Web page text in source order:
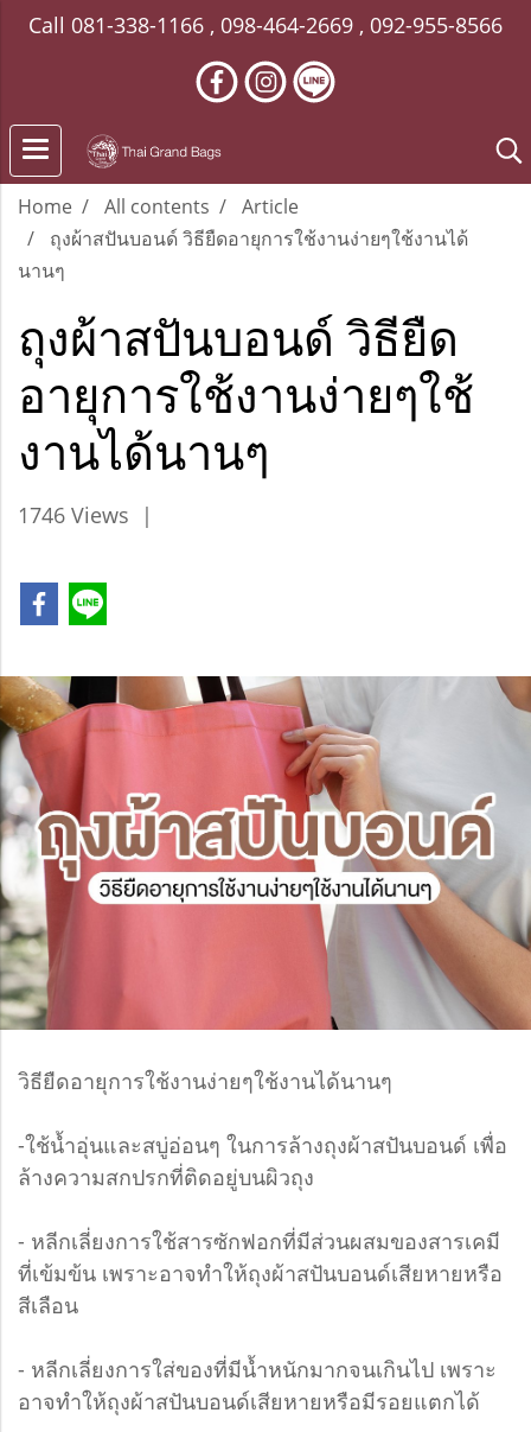
Call 081-338-1166 , 098-464-2669 , 092-955-8566
Home All contents
Article
ถุงผ้าสปันบอนด์ วิธียืดอายุการใช้งานง่ายๆใช้งานได้
นานๆ
ถุงผ้าสปันบอนด์ วิธียืด
อายุการใช้งานง่ายๆใช้
งานได้นานๆ
1746 Views |
วิธียืดอายุการใช้งานง่ายๆใช้งานได้นานๆ
-ใช้น้ำอุ่นและสบู่อ่อนๆ ในการล้างถุงผ้าสปันบอนด์ เพื่อ
ล้างความสกปรกที่ติดอยู่บนผิวถุง
- หลีกเลี่ยงการใช้สารซักฟอกที่มีส่วนผสมของสารเคมี
ที่เข้มข้น เพราะอาจทำให้ถุงผ้าสปันบอนด์เสียหายหรือ
สีเลือน
- หลีกเลี่ยงการใส่ของที่มีน้ำหนักมากจนเกินไป เพราะ
อาจทำให้ถุงผ้าสปันบอนด์เสียหายหรือมีรอยแตกได้